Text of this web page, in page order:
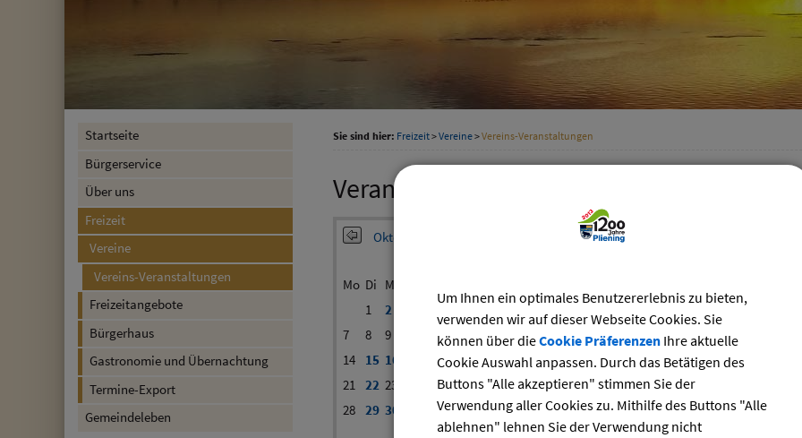
Startseite
Bürgerservice
Über uns
Freizeit
Vereine
Vereins-Veranstaltungen
Freizeitangebote
Bürgerhaus
Gastronomie und Übernachtung
Termine-Export
Gemeindeleben
Sie sind hier: Freizeit>Vereine>Vereins-Veranstaltungen
Veranstaltungskalender der Vereine
Oktober 2024
Mo Di Mi
1
2
7
8 9 11 12 13
14
15 16 18 19 20
21 22 23 26 27
28 29 30
Datum
bis:
Um Ihnen ein optimales Benutzererlebnis zu bieten,
verwenden wir auf dieser Webseite Cookies. Sie
können über dieCookie PräferenzenIhre aktuelle
Cookie Auswahl anpassen. Durch das Betätigen des
Buttons "Alle akzeptieren" stimmen Sie der
Verwendung aller Cookies zu. Mithilfe des Buttons "Alle
ablehnen" lehnen Sie der Verwendung nicht